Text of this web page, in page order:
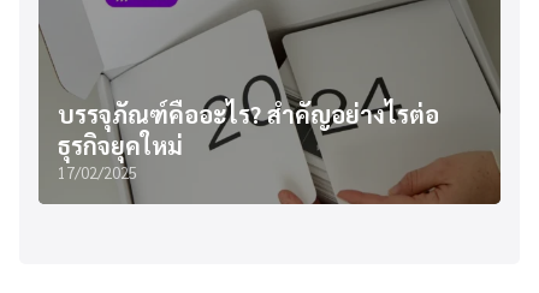
บรรจุภัณฑ์คืออะไร? สำคัญอย่างไรต่อ
ธุรกิจยุคใหม่
17/02/2025